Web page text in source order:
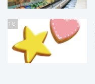
10